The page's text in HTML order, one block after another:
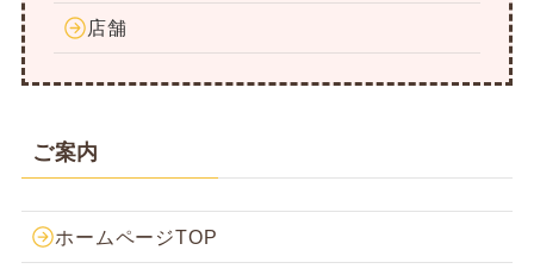
店舗
ご案内
ホームページTOP